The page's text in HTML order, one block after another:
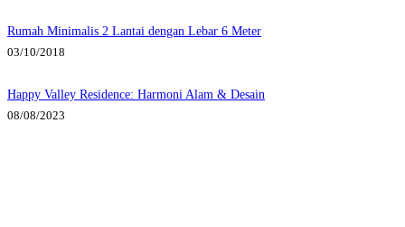
Rumah Minimalis 2 Lantai dengan Lebar 6 Meter
03/10/2018
Happy Valley Residence: Harmoni Alam & Desain
08/08/2023